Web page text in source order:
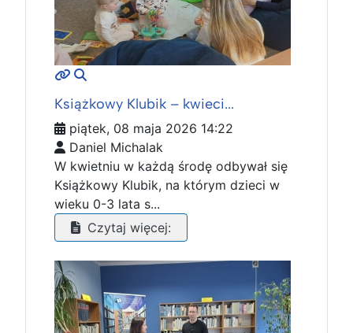
MOD_JTCS_VIEW_ARTICLE_LINK
Książkowy Klubik – kwieci...
piątek, 08 maja 2026 14:22
Daniel Michalak
W kwietniu w każdą środę odbywał się
Książkowy Klubik, na którym dzieci w
wieku 0-3 lata s...
Czytaj więcej: